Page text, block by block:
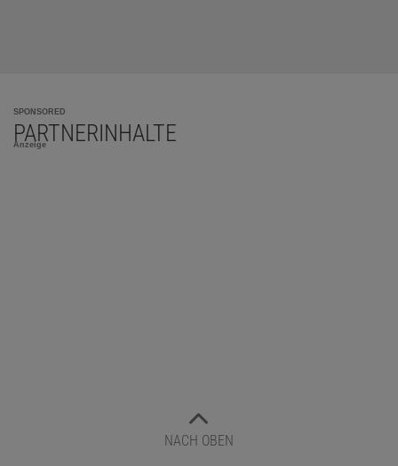
SPONSORED
PARTNERINHALTE
Anzeige
NACH OBEN